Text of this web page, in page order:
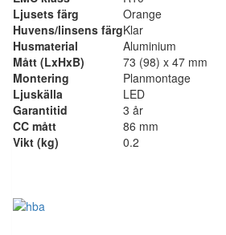
Ljusets färg
Orange
Huvens/linsens färgKlar
Husmaterial
Aluminium
Mått (LxHxB)
73 (98) x 47 mm
Montering
Planmontage
Ljuskälla
LED
Garantitid
3 år
CC mått
86 mm
Vikt (kg)
0.2